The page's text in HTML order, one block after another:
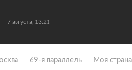
7 августа, 13:21
69-я параллель Моя страна